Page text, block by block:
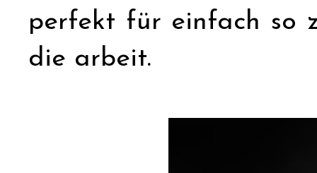
perfekt für einfach so
die arbeit.